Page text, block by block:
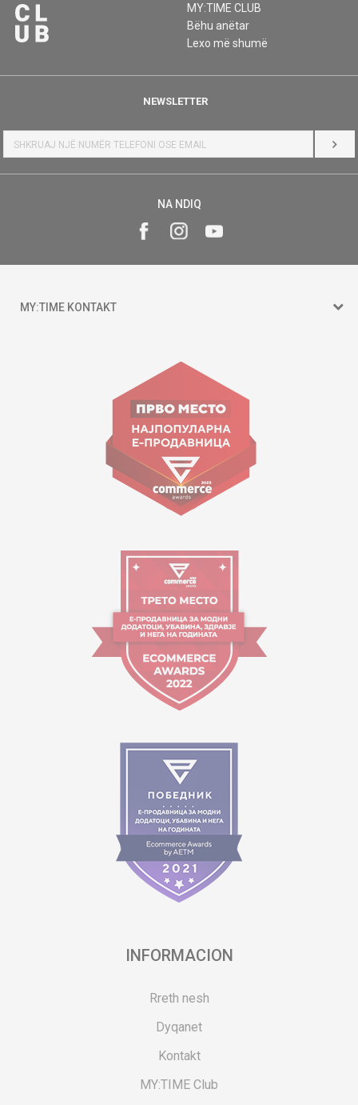
MY:TIME CLUB
Bëhu anëtar
Lexo më shumë
NEWSLETTER
HYR
NA NDIQ
MY:TIME KONTAKT
Goce Nikolovski 74 Shkup
contact@mytime.mk
Orari i punës:
09:00 - 17:00
INFORMACION
Rreth nesh
Dyqanet
Kontakt
MY:TIME Club